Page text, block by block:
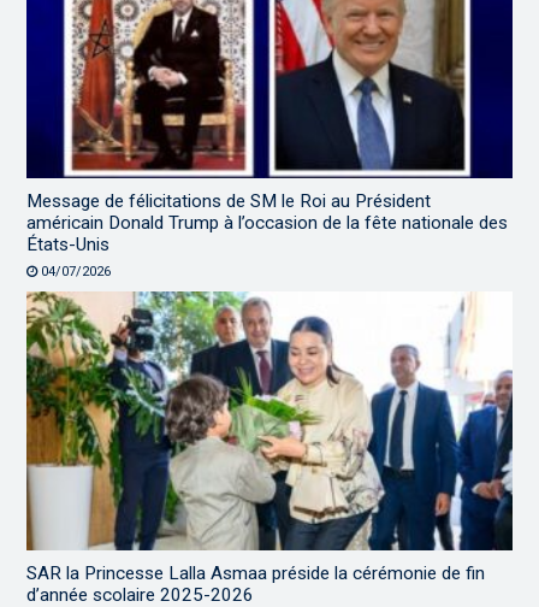
Message de félicitations de SM le Roi au Président
américain Donald Trump à l’occasion de la fête nationale des
États-Unis
04/07/2026
SAR la Princesse Lalla Asmaa préside la cérémonie de fin
d’année scolaire 2025-2026